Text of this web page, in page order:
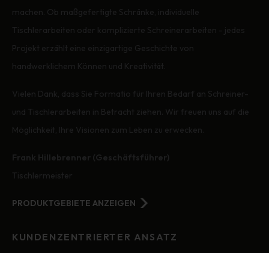
machen. Ob maßgefertigte Schränke, individuelle
Tischlerarbeiten oder komplizierte Schreinerarbeiten - jedes
Projekt erzählt eine einzigartige Geschichte von
handwerklichem Können und Kreativität.
Vielen Dank, dass Sie Formatio für Ihren Bedarf an Schreiner-
und Tischlerarbeiten in Betracht ziehen. Wir freuen uns auf die
Möglichkeit, Ihre Visionen zum Leben zu erwecken.
Frank Hillebrenner (Geschäftsführer)
Tischlermeister
PRODUKTGEBIETE ANZEIGEN
KUNDENZENTRIERTER ANSATZ